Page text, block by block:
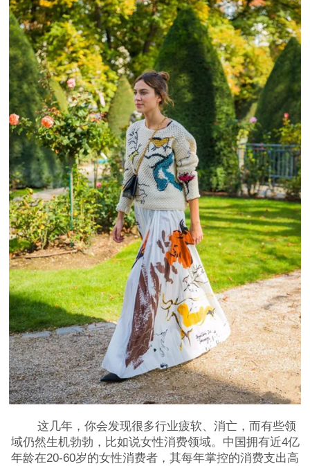
这几年，你会发现很多行业疲软、消亡，而有些领
域仍然生机勃勃，比如说女性消费领域。中国拥有近4亿
年龄在20-60岁的女性消费者，其每年掌控的消费支出高